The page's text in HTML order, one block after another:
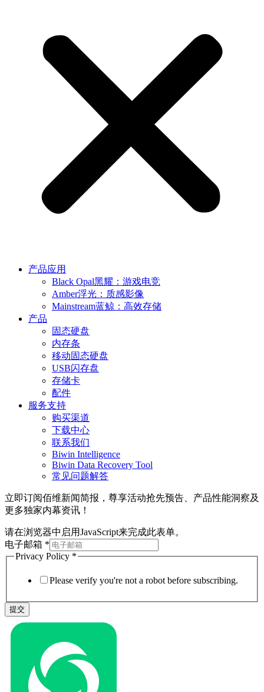
产品应用
Black Opal黑耀：游戏电竞
Amber浮光：质感影像
Mainstream蓝鲸：高效存储
产品
固态硬盘
内存条
移动固态硬盘
USB闪存盘
存储卡
配件
服务支持
购买渠道
下载中心
联系我们
Biwin Intelligence
Biwin Data Recovery Tool
常见问题解答
立即订阅佰维新闻简报，尊享活动抢先预告、产品性能洞察及
更多独家内幕资讯！
请在浏览器中启用JavaScript来完成此表单。
电子邮箱 *
Privacy Policy *
Please verify you're not a robot before subscribing.
提交